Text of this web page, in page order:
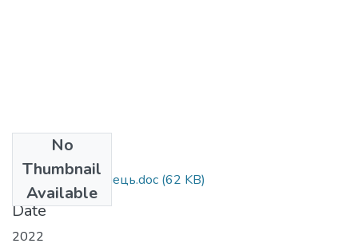
No
Thumbnail
Available
реферат_Дивенець.doc (62 KB)
Date
2022